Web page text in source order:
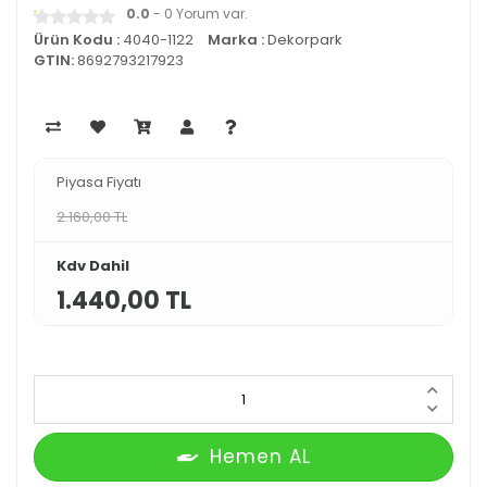
0.0 - 0 Yorum var.
Ürün Kodu : 4040-1122 Marka :Dekorpark
GTIN:8692793217923
Piyasa Fiyatı
2.160,00 TL
Kdv Dahil
1.440,00 TL
Hemen AL